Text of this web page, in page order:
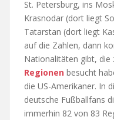
St. Petersburg, ins
Krasnodar (dort liegt
Tatarstan (dort liegt
auf die Zahlen, dann
Nationalitäten gibt, die
Regionen besucht
die US-Amerikaner. In
deutsche Fußballfans
immerhin 82 von 83